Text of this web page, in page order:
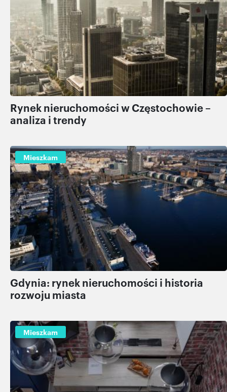
Rynek nieruchomości w Częstochowie –
analiza i trendy
Mieszkam
Gdynia: rynek nieruchomości i historia
rozwoju miasta
Mieszkam